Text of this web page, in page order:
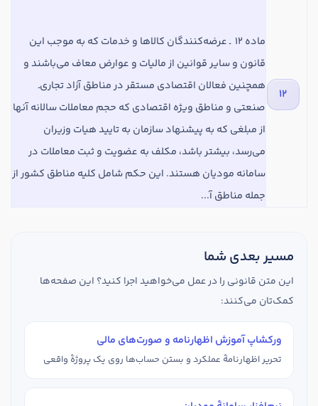
12
ماده
12 ‌ ـ عرضه‌کنندگان کالاها و خدمات که به موجب این
قانون و سایر قوانین از مالیات و عوارض معاف می‌باشند و
همچنین فعالان اقتصادی مستقر در مناطق آزاد تجاری‌ـ
صنعتی و مناطق ویژه اقتصادی که حجم معاملات سالانه آنها
از مبلغی که به پیشنهاد سازمان به تایید هیات وزیران
می‌رسد، بیشتر باشد، مکلف به عضویت و ثبت معاملات در
سامانه مودیان هستند. این حکم شامل کلیه مناطق کشور از
جمله مناطق آ...
مسیر بعدی شما
این متن قانونی را در عمل می‌خواهید اجرا کنید؟ این صفحه‌ها
کمک‌تان می‌کنند:
ورکشاپ آموزش اظهارنامه و صورت‌های مالی
تحریر اظهارنامهٔ عملکرد و بستن حساب‌ها روی یک پروژهٔ واقعی